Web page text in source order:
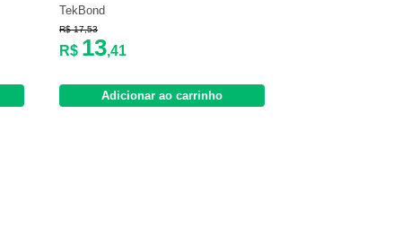
TekBond
R$ 17,53
R$ 13,41
Adicionar ao carrinho